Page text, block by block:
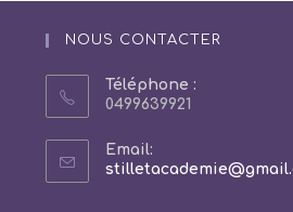
NOUS CONTACTER
Téléphone :
0499639921
Email: